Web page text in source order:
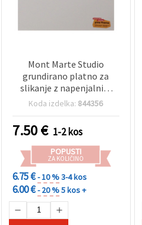
Mont Marte Studio
grundirano platno za
slikanje z napenjalnim
okvirjem iz borovega lesa
30,5 x 30,5 cm
Koda izdelka: 844356
7.50€ 1-2 kos
POPUSTI
ZA KOLIČINO
6.75 €- 10 %3-4 kos
6.00 €- 20 %5 kos +